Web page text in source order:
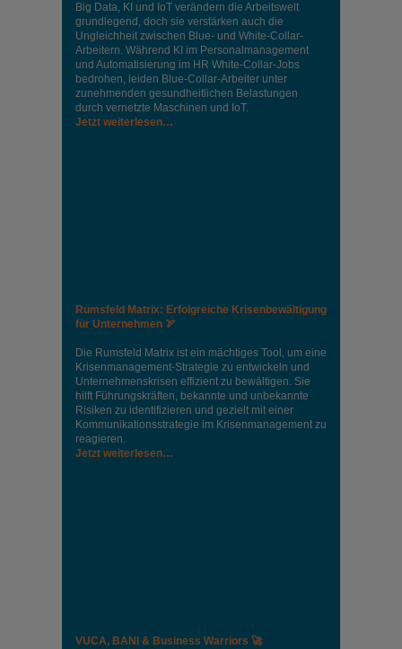
Big Data, KI und IoT verändern die Arbeitswelt
grundlegend, doch sie verstärken auch die
Ungleichheit zwischen Blue- und White-Collar-
Arbeitern. Während KI im Personalmanagement
und Automatisierung im HR White-Collar-Jobs
bedrohen, leiden Blue-Collar-Arbeiter unter
zunehmenden gesundheitlichen Belastungen
durch vernetzte Maschinen und IoT.
Jetzt weiterlesen…
Rumsfeld Matrix: Erfolgreiche Krisenbewältigung
für Unternehmen 🏹
Die Rumsfeld Matrix ist ein mächtiges Tool, um eine
Krisenmanagement-Strategie zu entwickeln und
Unternehmenskrisen effizient zu bewältigen. Sie
hilft Führungskräften, bekannte und unbekannte
Risiken zu identifizieren und gezielt mit einer
Kommunikationsstrategie im Krisenmanagement zu
reagieren.
Jetzt weiterlesen…
VUCA, BANI & Business Warriors 🚀